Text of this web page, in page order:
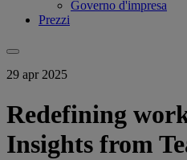
Governo d'impresa
Prezzi
29 apr 2025
Redefining
Insights from